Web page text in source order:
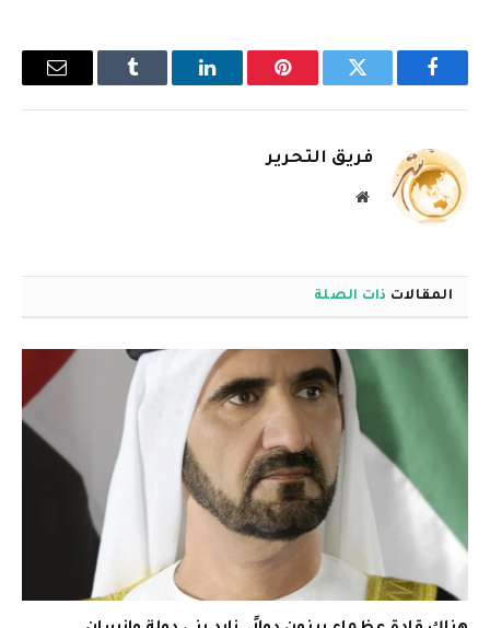
فيسبوك تويتر بينتيريستلينكدإن Tumblr
البريد
فريق التحرير
موقع
المقالات ذات الصلة